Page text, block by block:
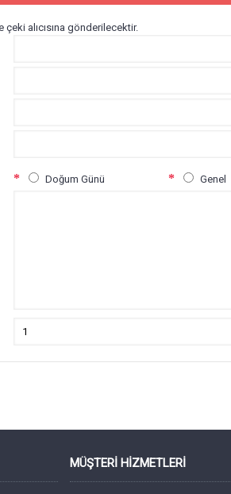
alıcısına gönderilecektir.
Doğum Günü Genel
MÜŞTERI HIZMETLERI